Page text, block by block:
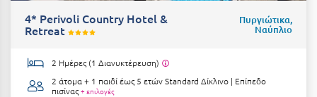
Πρέβεζα
Πύργος
4* Perivoli Country Hotel &
Retreat
Πυργιώτικα,
Ναύπλιο
2 Ημέρες (1 Διανυκτέρευση)
2 άτομα + 1 παιδί έως 5 ετώνStandard Δίκλινο | Επίπεδο
πισίνας + επιλογές